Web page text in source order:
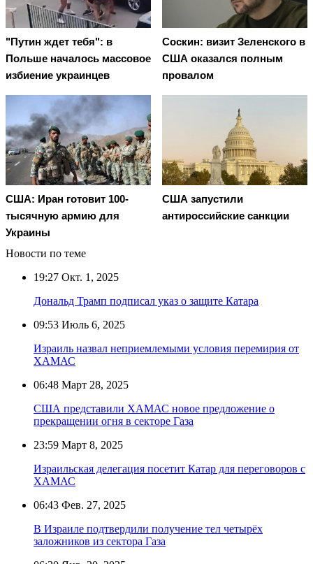
"Путин ждет тебя": в
Польше началось массовое
избиение украинцев
Соскин: визит Зеленского в
США оказался полным
провалом
США: Иран готовит 100-
тысячную армию для
Украины
США запустили
антироссийские санкции
Новости по теме
19:27 Окт. 1, 2025
Дональд Трамп подписал указ о защите Катара
09:53 Июль 6, 2025
Израиль назвал неприемлемыми условия перемирия от
ХАМАС
06:48 Март 28, 2025
США представили ХАМАС новое предложение о
прекращении огня в секторе Газа
23:59 Март 8, 2025
Израильская делегация посетит Катар для переговоров с
ХАМАС
06:43 Фев. 27, 2025
В Израиле подтвердили получение тел четырёх
заложников из сектора Газа